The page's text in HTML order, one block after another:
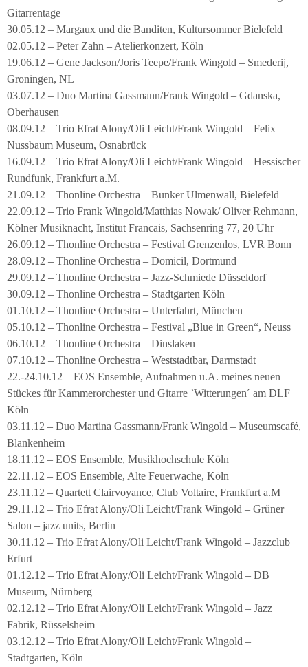
Gitarrentage
30.05.12 – Margaux und die Banditen, Kultursommer Bielefeld
02.05.12 – Peter Zahn – Atelierkonzert, Köln
19.06.12 – Gene Jackson/Joris Teepe/Frank Wingold – Smederij,
Groningen, NL
03.07.12 – Duo Martina Gassmann/Frank Wingold – Gdanska,
Oberhausen
08.09.12 – Trio Efrat Alony/Oli Leicht/Frank Wingold – Felix
Nussbaum Museum, Osnabrück
16.09.12 – Trio Efrat Alony/Oli Leicht/Frank Wingold – Hessischer
Rundfunk, Frankfurt a.M.
21.09.12 – Thonline Orchestra – Bunker Ulmenwall, Bielefeld
22.09.12 – Trio Frank Wingold/Matthias Nowak/ Oliver Rehmann,
Kölner Musiknacht, Institut Francais, Sachsenring 77, 20 Uhr
26.09.12 – Thonline Orchestra – Festival Grenzenlos, LVR Bonn
28.09.12 – Thonline Orchestra – Domicil, Dortmund
29.09.12 – Thonline Orchestra – Jazz-Schmiede Düsseldorf
30.09.12 – Thonline Orchestra – Stadtgarten Köln
01.10.12 – Thonline Orchestra – Unterfahrt, München
05.10.12 – Thonline Orchestra – Festival „Blue in Green“, Neuss
06.10.12 – Thonline Orchestra – Dinslaken
07.10.12 – Thonline Orchestra – Weststadtbar, Darmstadt
22.-24.10.12 – EOS Ensemble, Aufnahmen u.A. meines neuen
Stückes für Kammerorchester und Gitarre `Witterungen´ am DLF
Köln
03.11.12 – Duo Martina Gassmann/Frank Wingold – Museumscafé,
Blankenheim
18.11.12 – EOS Ensemble, Musikhochschule Köln
22.11.12 – EOS Ensemble, Alte Feuerwache, Köln
23.11.12 – Quartett Clairvoyance, Club Voltaire, Frankfurt a.M
29.11.12 – Trio Efrat Alony/Oli Leicht/Frank Wingold – Grüner
Salon – jazz units, Berlin
30.11.12 – Trio Efrat Alony/Oli Leicht/Frank Wingold – Jazzclub
Erfurt
01.12.12 – Trio Efrat Alony/Oli Leicht/Frank Wingold – DB
Museum, Nürnberg
02.12.12 – Trio Efrat Alony/Oli Leicht/Frank Wingold – Jazz
Fabrik, Rüsselsheim
03.12.12 – Trio Efrat Alony/Oli Leicht/Frank Wingold –
Stadtgarten, Köln